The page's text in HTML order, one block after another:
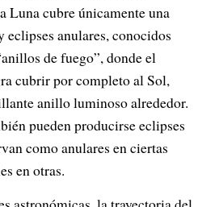
Luna cubre únicamente una
eclipses anulares, conocidos
de fuego”, donde el
cubrir por completo al Sol,
anillo luminoso alrededor.
pueden producirse eclipses
como anulares en ciertas
en otras.